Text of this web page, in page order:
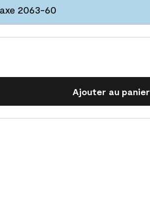
2063-60
Ajouter au panier